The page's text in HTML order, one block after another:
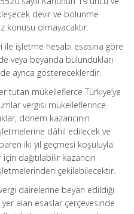
devir ve bölünme
konusu olmayacaktır.
işletme hesabı esasına göre
veya beyanda bulundukları
ayrıca göstereceklerdir.
tutan mükelleflerce Türkiye’ye
vergisi mükelleflerince
dönem kazancının
dâhil edilecek ve
iki yıl geçmesi koşuluyla
dağıtılabilir kazancın
çekilebilecektir.
vergi dairelerine beyan edildiği
alan esaslar çerçevesinde